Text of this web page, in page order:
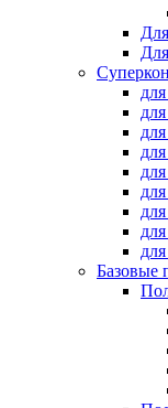
Базовые